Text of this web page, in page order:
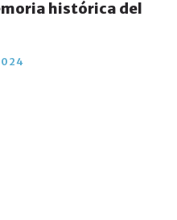
histórica del